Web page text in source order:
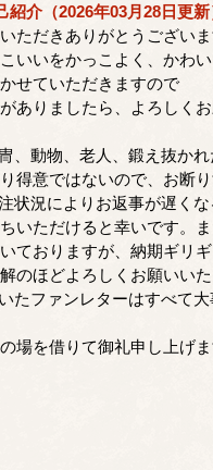
紹介（2026年03月28日更新
ただきありがとうございま
いいをかっこよく、かわ
せていただきますので
ありましたら、よろしくお
、動物、老人、鍛え抜か
得意ではないので、お断
状況によりお返事が遅く
いただけると幸いです。
ておりますが、納期ギリ
のほどよろしくお願いいた
たファンレターはすべて
場を借りて御礼申し上げま